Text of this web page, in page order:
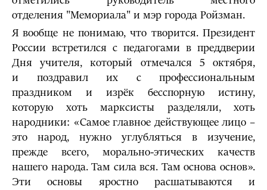
отделения "Мемориала" и мэр города Ройзман.
Я вообще не понимаю, что творится. Президент
России встретился с педагогами в преддверии
Дня учителя, который отмечался 5 октября,
и поздравил их с профессиональным
праздником и изрёк бесспорную истину,
которую хоть марксисты разделяли, хоть
народники: «Самое главное действующее лицо –
это народ, нужно углубляться в изучение,
прежде всего, морально-этических качеств
нашего народа. Там сила вся. Там основа основ».
Эти основы яростно расшатываются и